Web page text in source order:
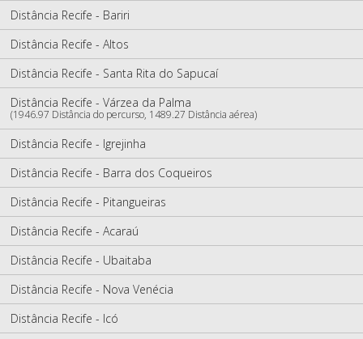
Distância Recife - Bariri
Distância Recife - Altos
Distância Recife - Santa Rita do Sapucaí
Distância Recife - Várzea da Palma
(1946.97 Distância do percurso, 1489.27 Distância aérea)
Distância Recife - Igrejinha
Distância Recife - Barra dos Coqueiros
Distância Recife - Pitangueiras
Distância Recife - Acaraú
Distância Recife - Ubaitaba
Distância Recife - Nova Venécia
Distância Recife - Icó